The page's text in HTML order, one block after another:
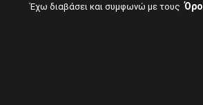
Έχω διαβάσει και συμφωνώ με τους